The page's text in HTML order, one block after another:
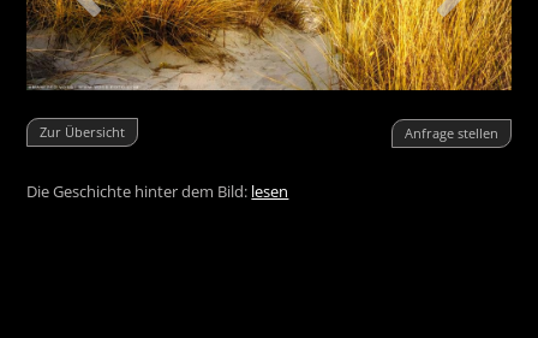
Zur Übersicht Anfrage stellen
Die Geschichte hinter dem Bild: lesen